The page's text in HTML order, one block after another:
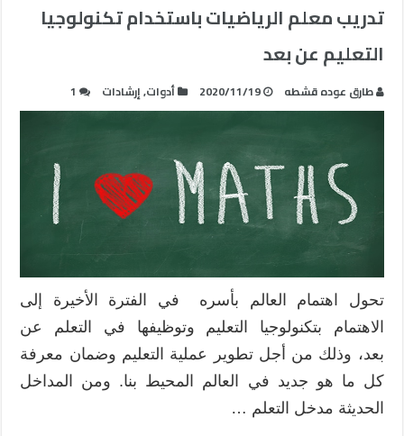
تدريب معلم الرياضيات باستخدام تكنولوجيا
التعليم عن بعد
طارق عوده قشطه 2020/11/19 أدوات,إرشادات 1
تحول اهتمام العالم بأسره في الفترة الأخيرة إلى
الاهتمام بتكنولوجيا التعليم وتوظيفها في التعلم عن
بعد، وذلك من أجل تطوير عملية التعليم وضمان معرفة
كل ما هو جديد في العالم المحيط بنا. ومن المداخل
الحديثة مدخل التعلم …